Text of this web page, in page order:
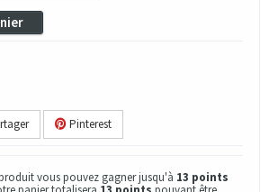
Pinterest
vous pouvez gagner jusqu'à 13 points